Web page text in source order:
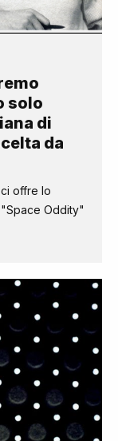
solo
di
da
offre lo
Oddity"